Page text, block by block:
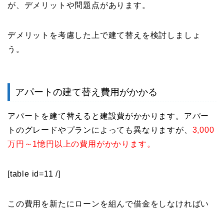
が、デメリットや問題点があります。
デメリットを考慮した上で建て替えを検討しましょ
う。
アパートの建て替え費用がかかる
アパートを建て替えると建設費がかかります。アパー
トのグレードやプランによっても異なりますが、 3,000
万円～1憶円以上の費用がかかります。
[table id=11 /]
この費用を新たにローンを組んで借金をしなければい